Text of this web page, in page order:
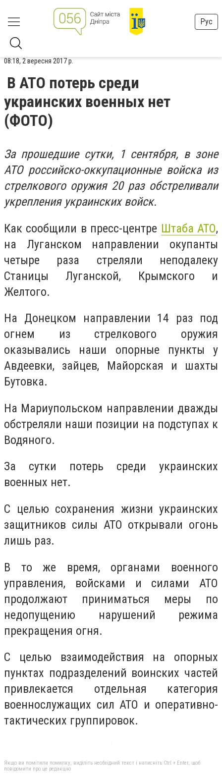
Рус
08:18, 2 вересня 2017 р.
В АТО потерь среди
украинских военных нет
(ФОТО)
За прошедшие сутки, 1 сентября, в зоне
АТО российско-оккупационные войска из
стрелкового оружия 20 раз обстреливали
укрепления украинских войск.
Как сообщили в пресс-центре Штаба АТО,
на Луганском направлении окупанты
четыре раза стреляли неподалеку
Станицы Луганской, Крымского и
Желтого.
На Донецком направлении 14 раз под
огнем из стрелкового оружия
оказывались наши опорные пункты у
Авдеевки, зайцев, Майорская и шахты
Бутовка.
На Мариупольском направлении дважды
обстреляли наши позиции на подступах к
Водяного.
За сутки потерь среди украинских
военных нет.
С целью сохранения жизни украинских
защитников силы АТО открывали огонь
лишь раз.
В то же время, органами военного
управления, войсками и силами АТО
продолжают приниматься меры по
недопущению нарушений режима
прекращения огня.
С целью взаимодействия на опорных
пунктах подразделений воинских частей
привлекается отдельная категория
военнослужащих сил АТО и оперативно-
тактических группировок.
Якщо ви помітили помилку, виділіть необхідний текст і натисніть Ctrl + Enter, щоб
повідомити про це редакцію